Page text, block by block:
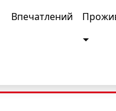
Впечатлений
Toggle